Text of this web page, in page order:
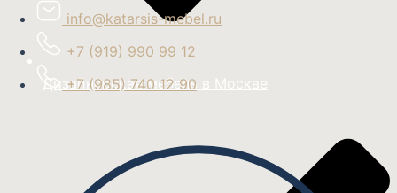
info@katarsis-mebel.ru
+7 (919) 990 99 12
+7 (985) 740 12 90
Дизайнерская мебель в Москве